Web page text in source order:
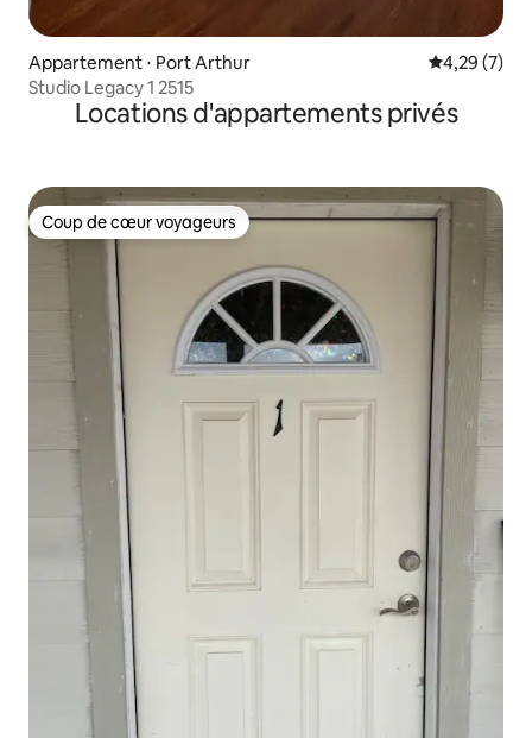
Appartement ⋅ Port Arthur Évaluation
4,29 (7)
Studio Legacy 1 2515
Locations d'appartements privés
Coup de cœur voyageurs
Coup de cœur voyageurs